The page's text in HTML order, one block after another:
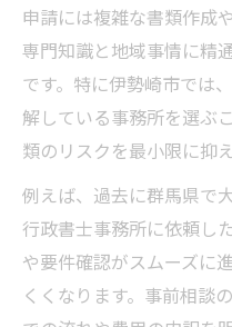
申請には複雑な書類作成
専門知識と地域事情に精
です。特に伊勢崎市では
解している事務所を選ぶ
類のリスクを最小限に抑
例えば、過去に群馬県で
行政書士事務所に依頼し
や要件確認がスムーズに
くくなります。事前相談